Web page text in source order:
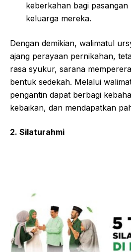
keberkahan bagi
keluarga mereka.
Dengan demikian, walimatul
ajang perayaan pernikahan,
rasa syukur, sarana
bentuk sedekah. Melalui
pengantin dapat berbagi
kebaikan, dan mendapatkan
2. Silaturahmi